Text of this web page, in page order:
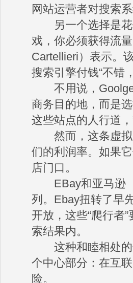
网站运营者对搜索
另一个选择是花
戏，你必须获得流
Cartellieri）表示。
搜索引擎付钱“不错
不用说，Goolge
商务目的地，而是
这些站点的人行道
然而，这条虚拟
们的利润率。如果
店门口。
EBay和亚马逊（
列。Ebay扭转了早
开放，这些“爬行者
索结果内。
这种和睦相处的
个中心部分：在互
险。